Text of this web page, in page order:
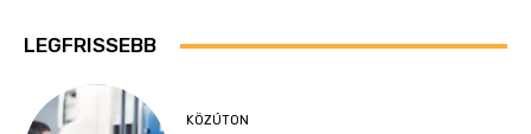
LEGFRISSEBB
KÖZÚTON